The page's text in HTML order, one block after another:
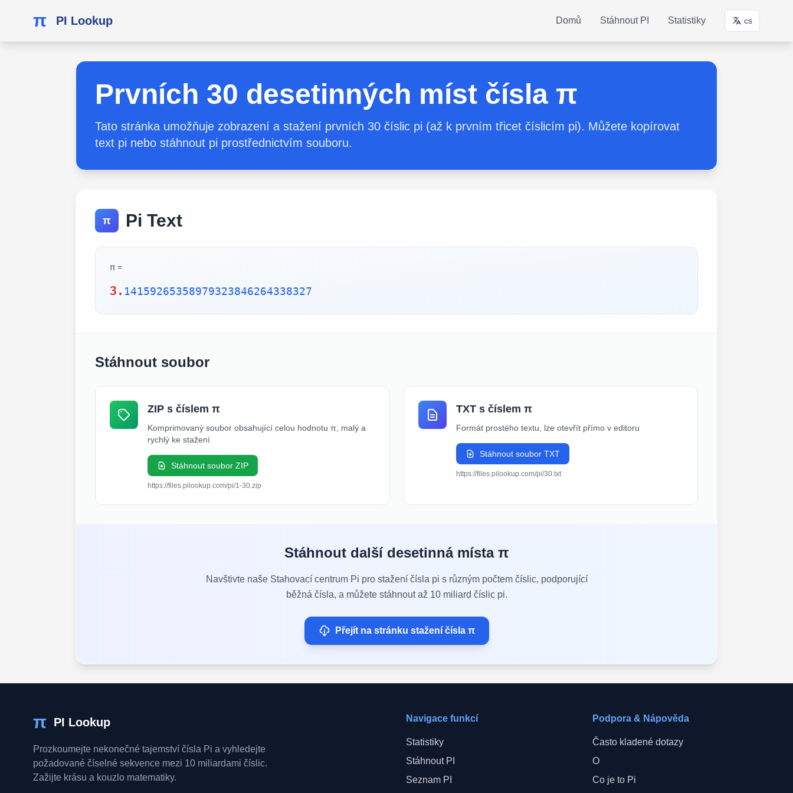
π PI Lookup Domů Stáhnout PI Statistiky cs
Prvních 30 desetinných míst čísla π
Tato stránka umožňuje zobrazení a stažení prvních 30 číslic pi (až k prvním třicet číslicím pi). Můžete kopírovat
text pi nebo stáhnout pi prostřednictvím souboru.
π Pi Text
π =
3. 14159265358979323846264338327
Stáhnout soubor
ZIP s číslem π
Komprimovaný soubor obsahující celou hodnotu π, malý a
rychlý ke stažení
Stáhnout soubor ZIP
https://files.pilookup.com/pi/1-30.zip
TXT s číslem π
Formát prostého textu, lze otevřít přímo v editoru
Stáhnout soubor TXT
https://files.pilookup.com/pi/30.txt
Stáhnout další desetinná místa π
Navštivte naše Stahovací centrum Pi pro stažení čísla pi s různým počtem číslic, podporující
běžná čísla, a můžete stáhnout až 10 miliard číslic pi.
Přejít na stránku stažení čísla π
π PI Lookup
Prozkoumejte nekonečné tajemství čísla Pi a vyhledejte
požadované číselné sekvence mezi 10 miliardami číslic.
Zažijte krásu a kouzlo matematiky.
Navigace funkcí
Statistiky
Stáhnout PI
Seznam PI
Podpora & Nápověda
Často kladené dotazy
O
Co je to Pi